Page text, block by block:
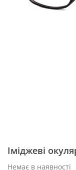
Іміджеві
Немає в наявності